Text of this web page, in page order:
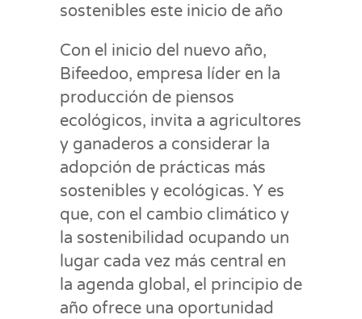
sostenibles este inicio de año
Con el inicio del nuevo año,
Bifeedoo, empresa líder en la
producción de piensos
ecológicos, invita a agricultores
y ganaderos a considerar la
adopción de prácticas más
sostenibles y ecológicas. Y es
que, con el cambio climático y
la sostenibilidad ocupando un
lugar cada vez más central en
la agenda global, el principio de
año ofrece una oportunidad